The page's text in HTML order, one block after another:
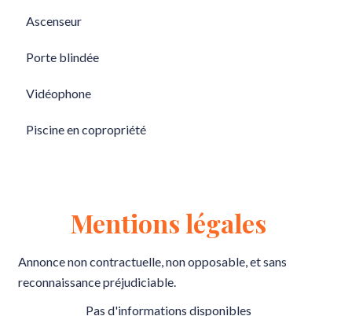
Ascenseur
Porte blindée
Vidéophone
Piscine en copropriété
Mentions légales
Annonce non contractuelle, non opposable, et sans
reconnaissance préjudiciable.
Pas d'informations disponibles